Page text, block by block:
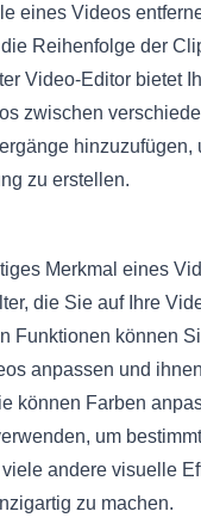
eines Videos
Reihenfolge der
Video-Editor bietet
zwischen
hinzuzufügen,
zu erstellen.
Merkmal eines
die Sie auf Ihre
Funktionen können
anpassen und
können Farben
um
andere visuelle
zu machen.